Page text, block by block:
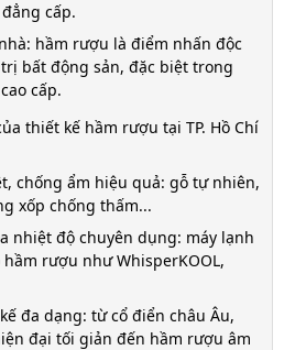
cấp.
hầm rượu là điểm nhấn độc
bất động sản, đặc biệt trong
cấp.
thiết kế hầm rượu tại TP. Hồ Chí
chống ẩm hiệu quả: gỗ tự nhiên,
xốp chống thấm...
nhiệt độ chuyên dụng: máy lạnh
rượu như WhisperKOOL,
đa dạng: từ cổ điển châu Âu,
đại tối giản đến hầm rượu âm